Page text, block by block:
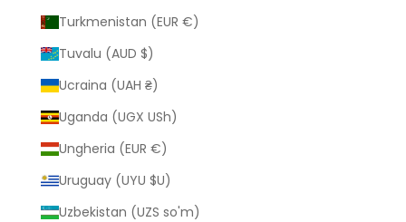
Turkmenistan (EUR €)
Tuvalu (AUD $)
Ucraina (UAH ₴)
Uganda (UGX USh)
Ungheria (EUR €)
Uruguay (UYU $U)
Uzbekistan (UZS so'm)